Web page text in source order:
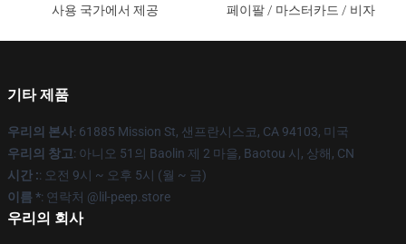
사용 국가에서 제공
페이팔 / 마스터카드 / 비자
기타 제품
우리의 본사: 61885 Mission St, 샌프란시스코, CA 94103, 미국
우리의 창고: 아니오 51의 Baolin 제 2 마을, Baotou 시, 상해, CN
시간 :: 오전 9시 ~ 오후 5시 (월 ~ 금)
이름 *: 연락처 @lil-peep.store
우리의 회사